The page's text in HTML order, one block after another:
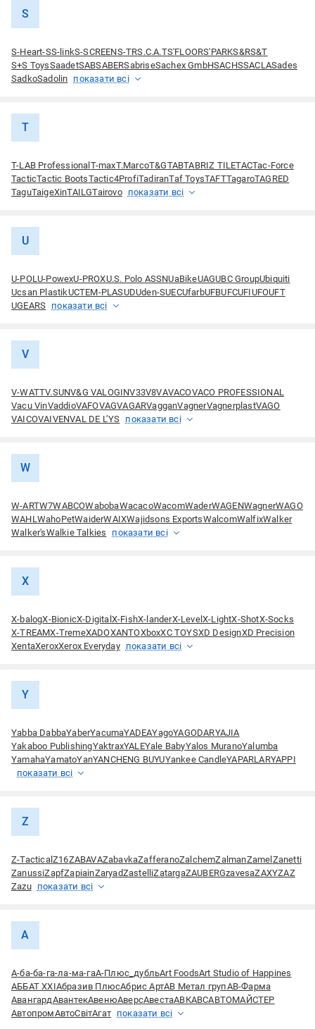
S
S-Heart-SS-linkS-SCREENS-TRS.C.A.TS'FLOORS'PARKS&RS&T
S+S ToysSaadetSABSABERSabriseSachex GmbHSACHSSACLASades
SadkoSadolin показати всі
T
T-LAB Professional T-maxT.MarcoT&GTABTABRIZ TILETACTac-Force
TacticTactic BootsTactic4ProfiTadiranTaf ToysTAFTTagaroTAGRED
TaguTaigeXinTAILGTairovo показати всі
U
U-POLU-PowexU-PROXU.S. Polo ASSNUaBikeUAGUBC GroupUbiquiti
Ucsan PlastikUCTEM-PLASUDUden-SUECUfarbUFBUFCUFI UFOUFT
UGEARS показати всі
V
V-WATTV.SUNV&G VALOGINV33V8VAVACOVACO PROFESSIONAL
Vacu VinVaddioVAFOVAGVAGARVagganVagnerVagnerplastVAGO
VAICOVAIVENVAL DE L’YS показати всі
W
W-ARTW7WABCOWabobaWacacoWacomWaderWAGENWagnerWAGO
WAHLWahoPetWaiderWAIXWajidsons ExportsWalcomWalfixWalker
Walker'sWalkie Talkies показати всі
X
X-balogX-BionicX-Digital X-FishX-landerX-LevelX-LightX-ShotX-Socks
X-TREAMX-TremeXADOXANTOXboxXC TOYSXD DesignXD Precision
XentaXeroxXerox Everyday показати всі
Y
Yabba DabbaYaberYacumaYADEAYagoYAGODARYAJIA
Yakaboo PublishingYaktraxYALEYale BabyYalos MuranoYalumba
YamahaYamatoYanYANCHENG BUYUYankee CandleYAPARLARYAPPI
показати всі
Z
Z-Tactical Z16ZABAVAZabavkaZafferanoZalchemZalmanZamel Zanetti
ZanussiZapfZapiainZaryadZastelliZatargaZAUBERGzavesaZAXYZAZ
Zazu
показати всі
А
А-ба-ба-га-ла-ма-гаА-Плюс_дубльАrt FoodsАrt Studio of Happines
АББАТ ХХІАбразив ПлюсАбрис АртАВ Метал групАВ-Фарма
АвангардАвантекАвенюАверсАвестаАВКАВСАВТОМАЙСТЕР
АвтопромАвтоСвітАгат показати всі